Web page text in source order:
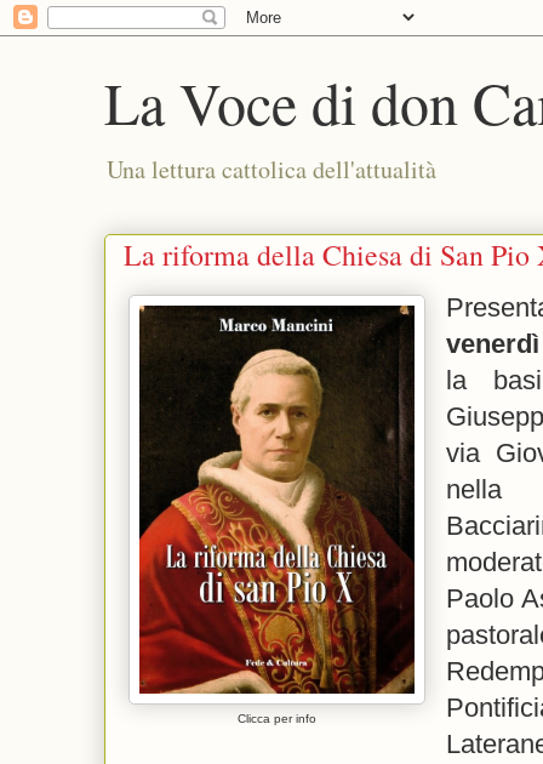
La Voce di don
Una lettura cattolica dell'attualità
La riforma della Chiesa di San Pio
Clicca per info
la
via
nella
Paolo